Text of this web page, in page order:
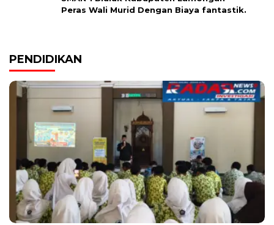
Peras Wali Murid Dengan Biaya fantastik.
PENDIDIKAN